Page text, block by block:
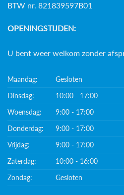
BTW nr. 821839597B01
OPENINGSTIJDEN:
U bent weer welkom zonder
Maandag:
Gesloten
Dinsdag:
10:00 - 17:00
Woensdag:
9:00 - 17:00
Donderdag:
9:00 - 17:00
Vrijdag:
9:00 - 17:00
Zaterdag:
10:00 - 16:00
Zondag:
Gesloten